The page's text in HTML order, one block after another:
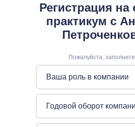
Регистрация на
практикум с
Пожалуйста,